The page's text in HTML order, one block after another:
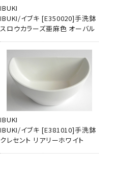
IBUKI
IBUKI/イブキ [E350020]手洗鉢
スロウカラーズ亜麻色 オーバル
IBUKI
IBUKI/イブキ [E381010]手洗鉢
クレセント リアリーホワイト